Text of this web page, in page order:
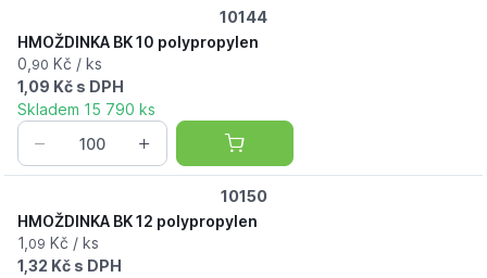
10144
HMOŽDINKA BK 10 polypropylen
0, 90 Kč / ks
1,09 Kč s DPH
Skladem 15 790 ks
10150
HMOŽDINKA BK 12 polypropylen
1, 09 Kč / ks
1,32 Kč s DPH